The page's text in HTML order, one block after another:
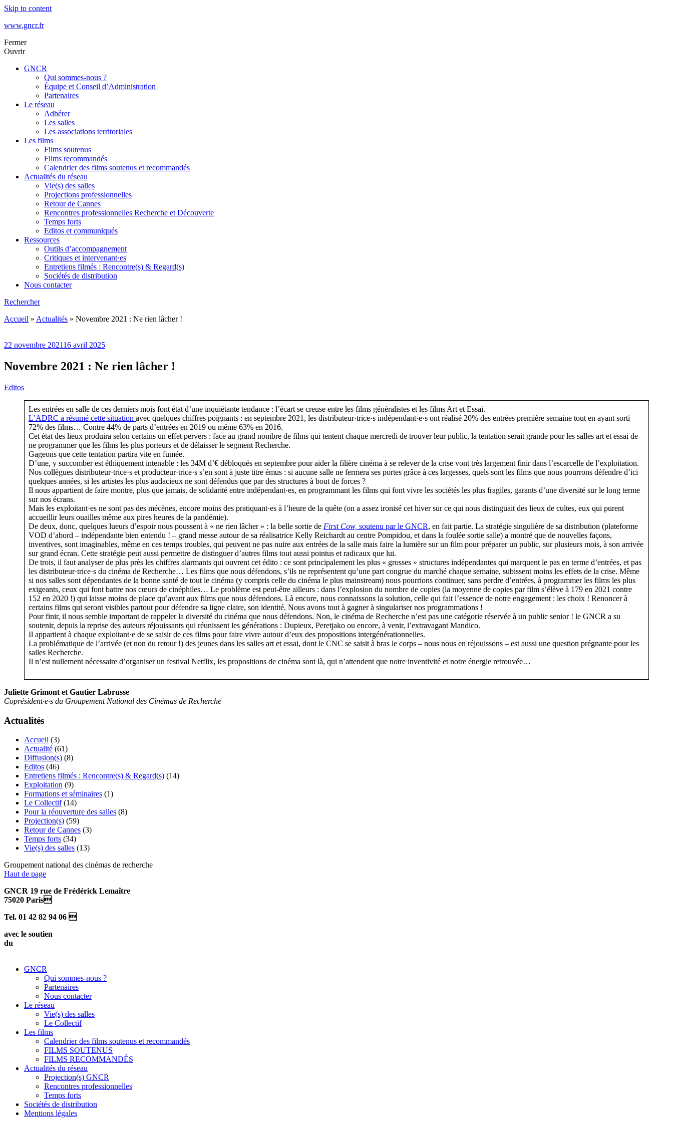
Skip to content
www.gncr.fr
Fermer
Ouvrir
GNCR
Qui sommes-nous ?
Équipe et Conseil d’Administration
Partenaires
Le réseau
Adhérer
Les salles
Les associations territoriales
Les films
Films soutenus
Films recommandés
Calendrier des films soutenus et recommandés
Actualités du réseau
Vie(s) des salles
Projections professionnelles
Retour de Cannes
Rencontres professionnelles Recherche et Découverte
Temps forts
Editos et communiqués
Ressources
Outils d’accompagnement
Critiques et intervenant·es
Entretiens filmés : Rencontre(s) & Regard(s)
Sociétés de distribution
Nous contacter
Rechercher
Accueil » Actualités » Novembre 2021 : Ne rien lâcher !
22 novembre 202116 avril 2025
Novembre 2021 : Ne rien lâcher !
Editos
Les entrées en salle de ces derniers mois font état d’une inquiétante tendance : l’écart se creuse entre les films généralistes et les films Art et Essai.
L’ADRC a résumé cette situation avec quelques chiffres poignants : en septembre 2021, les distributeur·trice·s indépendant·e·s ont réalisé 20% des entrées première semaine tout en ayant sorti
72% des films… Contre 44% de parts d’entrées en 2019 ou même 63% en 2016.
Cet état des lieux produira selon certains un effet pervers : face au grand nombre de films qui tentent chaque mercredi de trouver leur public, la tentation serait grande pour les salles art et essai de
ne programmer que les films les plus porteurs et de délaisser le segment Recherche.
Gageons que cette tentation partira vite en fumée.
D’une, y succomber est éthiquement intenable : les 34M d’€ débloqués en septembre pour aider la filière cinéma à se relever de la crise vont très largement finir dans l’escarcelle de l’exploitation.
Nos collègues distributeur·trice·s et producteur·trice·s s’en sont à juste titre émus : si aucune salle ne fermera ses portes grâce à ces largesses, quels sont les films que nous pourrons défendre d’ici
quelques années, si les artistes les plus audacieux ne sont défendus que par des structures à bout de forces ?
Il nous appartient de faire montre, plus que jamais, de solidarité entre indépendant·es, en programmant les films qui font vivre les sociétés les plus fragiles, garants d’une diversité sur le long terme
sur nos écrans.
Mais les exploitant·es ne sont pas des mécènes, encore moins des pratiquant·es à l’heure de la quête (on a assez ironisé cet hiver sur ce qui nous distinguait des lieux de cultes, eux qui purent
accueillir leurs ouailles même aux pires heures de la pandémie).
De deux, donc, quelques lueurs d’espoir nous poussent à « ne rien lâcher » : la belle sortie de First Cow, soutenu par le GNCR, en fait partie. La stratégie singulière de sa distribution (plateforme
VOD d’abord – indépendante bien entendu ! – grand messe autour de sa réalisatrice Kelly Reichardt au centre Pompidou, et dans la foulée sortie salle) a montré que de nouvelles façons,
inventives, sont imaginables, même en ces temps troubles, qui peuvent ne pas nuire aux entrées de la salle mais faire la lumière sur un film pour préparer un public, sur plusieurs mois, à son arrivée
sur grand écran. Cette stratégie peut aussi permettre de distinguer d’autres films tout aussi pointus et radicaux que lui.
De trois, il faut analyser de plus près les chiffres alarmants qui ouvrent cet édito : ce sont principalement les plus « grosses » structures indépendantes qui marquent le pas en terme d’entrées, et pas
les distributeur·trice·s du cinéma de Recherche… Les films que nous défendons, s’ils ne représentent qu’une part congrue du marché chaque semaine, subissent moins les effets de la crise. Même
si nos salles sont dépendantes de la bonne santé de tout le cinéma (y compris celle du cinéma le plus mainstream) nous pourrions continuer, sans perdre d’entrées, à programmer les films les plus
exigeants, ceux qui font battre nos cœurs de cinéphiles… Le problème est peut-être ailleurs : dans l’explosion du nombre de copies (la moyenne de copies par film s’élève à 179 en 2021 contre
152 en 2020 !) qui laisse moins de place qu’avant aux films que nous défendons. Là encore, nous connaissons la solution, celle qui fait l’essence de notre engagement : les choix ! Renoncer à
certains films qui seront visibles partout pour défendre sa ligne claire, son identité. Nous avons tout à gagner à singulariser nos programmations !
Pour finir, il nous semble important de rappeler la diversité du cinéma que nous défendons. Non, le cinéma de Recherche n’est pas une catégorie réservée à un public senior ! le GNCR a su
soutenir, depuis la reprise des auteurs réjouissants qui réunissent les générations : Dupieux, Peretjako ou encore, à venir, l’extravagant Mandico.
Il appartient à chaque exploitant·e de se saisir de ces films pour faire vivre autour d’eux des propositions intergénérationnelles.
La problématique de l’arrivée (et non du retour !) des jeunes dans les salles art et essai, dont le CNC se saisit à bras le corps – nous nous en réjouissons – est aussi une question prégnante pour les
salles Recherche.
Il n’est nullement nécessaire d’organiser un festival Netflix, les propositions de cinéma sont là, qui n’attendent que notre inventivité et notre énergie retrouvée…
Juliette Grimont et Gautier Labrusse
Coprésident·e·s du Groupement National des Cinémas de Recherche
Actualités
Accueil (3)
Actualité (61)
Diffusion(s) (8)
Editos (46)
Entretiens filmés : Rencontre(s) & Regard(s) (14)
Exploitation (9)
Formations et séminaires (1)
Le Collectif(14)
Pour la réouverture des salles (8)
Projection(s) (59)
Retour de Cannes (3)
Temps forts (34)
Vie(s) des salles (13)
Groupement national des cinémas de recherche
Haut de page
GNCR 19 rue de Frédérick Lemaître
75020 Paris
Tel. 01 42 82 94 06 
avec le soutien
du
GNCR
Qui sommes-nous ?
Partenaires
Nous contacter
Le réseau
Vie(s) des salles
Le Collectif
Les films
Calendrier des films soutenus et recommandés
FILMS SOUTENUS
FILMS RECOMMANDÉS
Actualités du réseau
Projection(s) GNCR
Rencontres professionnelles
Temps forts
Sociétés de distribution
Mentions légales